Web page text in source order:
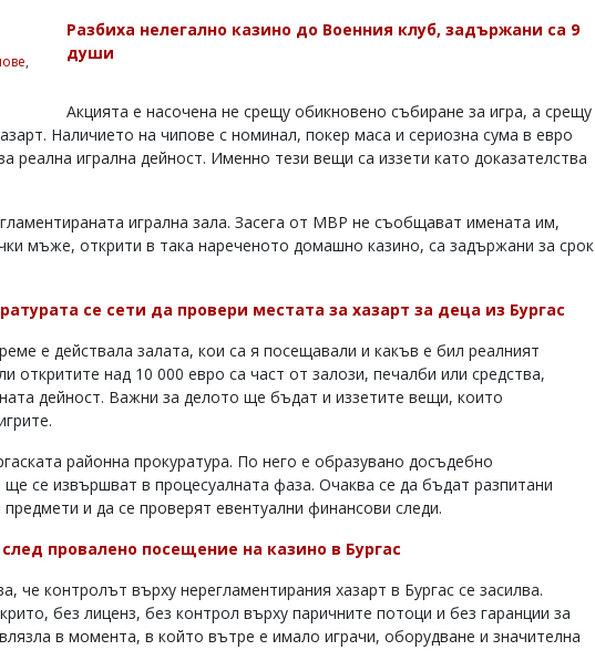
,
Разбиха нелегално казино до Военния клуб, задържани са 9
души
Акцията е насочена не срещу обикновено събиране за игра, а срещу
Наличието на чипове с номинал, покер маса и сериозна сума в евро
реална игрална дейност. Именно тези вещи са иззети като доказателства
игрална зала. Засега от МВР не съобщават имената им,
мъже, открити в така нареченото домашно казино, са задържани за срок
се сети да провери местата за хазарт за деца из Бургас
е действала залата, кои са я посещавали и какъв е бил реалният
откритите над 10 000 евро са част от залози, печалби или средства,
дейност. Важни за делото ще бъдат и иззетите вещи, които
районна прокуратура. По него е образувано досъдебно
се извършват в процесуалната фаза. Очаква се да бъдат разпитани
и да се проверят евентуални финансови следи.
провалено посещение на казино в Бургас
че контролът върху нерегламентирания хазарт в Бургас се засилва.
без лиценз, без контрол върху паричните потоци и без гаранции за
в момента, в който вътре е имало играчи, оборудване и значителна